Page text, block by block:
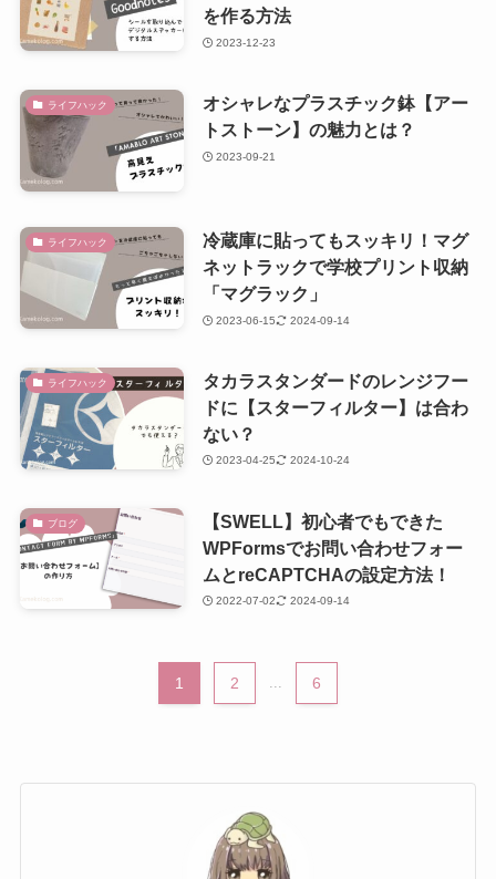
を作る方法
2023-12-23
ライフハック
オシャレなプラスチック鉢【アー
トストーン】の魅力とは？
2023-09-21
ライフハック
冷蔵庫に貼ってもスッキリ！マグ
ネットラックで学校プリント収納
「マグラック」
2023-06-15 2024-09-14
ライフハック
タカラスタンダードのレンジフー
ドに【スターフィルター】は合わ
ない？
2023-04-25 2024-10-24
ブログ
【SWELL】初心者でもできた
WPFormsでお問い合わせフォー
ムとreCAPTCHAの設定方法！
2022-07-02 2024-09-14
1 2 ... 6